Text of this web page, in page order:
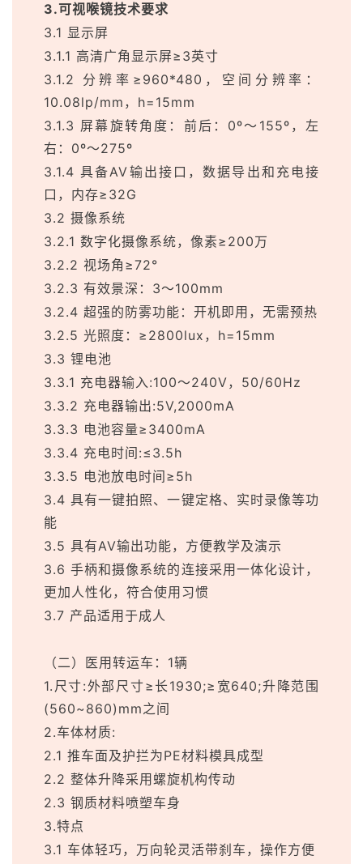
3.可视喉镜技术要求
3.1 显示屏
3.1.1 高清广角显示屏≥3英寸
3.1.2 分辨率≥960*480，空间分辨率：
10.08lp/mm，h=15mm
3.1.3 屏幕旋转角度：前后：0º～155º，左
右：0º～275º
3.1.4 具备AV输出接口，数据导出和充电接
口，内存≥32G
3.2 摄像系统
3.2.1 数字化摄像系统，像素≥200万
3.2.2 视场角≥72°
3.2.3 有效景深：3～100mm
3.2.4 超强的防雾功能：开机即用，无需预热
3.2.5 光照度：≥2800lux，h=15mm
3.3 锂电池
3.3.1 充电器输入:100～240V，50/60Hz
3.3.2 充电器输出:5V,2000mA
3.3.3 电池容量≥3400mA
3.3.4 充电时间:≤3.5h
3.3.5 电池放电时间≥5h
3.4 具有一键拍照、一键定格、实时录像等功
能
3.5 具有AV输出功能，方便教学及演示
3.6 手柄和摄像系统的连接采用一体化设计，
更加人性化，符合使用习惯
3.7 产品适用于成人
（二）医用转运车：1辆
1.尺寸:外部尺寸≥长1930;≥宽640;升降范围
(560~860)mm之间
2.车体材质:
2.1 推车面及护拦为PE材料模具成型
2.2 整体升降采用螺旋机构传动
2.3 钢质材料喷塑车身
3.特点
3.1 车体轻巧，万向轮灵活带刹车，操作方便